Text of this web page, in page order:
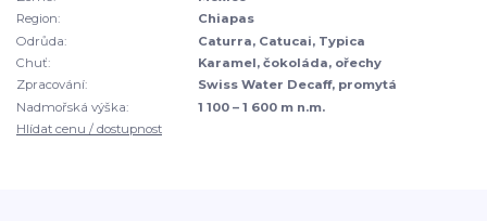
Region:
Chiapas
Odrůda:
Caturra, Catucai, Typica
Chuť:
Karamel, čokoláda, ořechy
Zpracování:
Swiss Water Decaff, promytá
Nadmořská výška:
1 100 – 1 600 m n.m.
Hlídat cenu / dostupnost